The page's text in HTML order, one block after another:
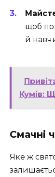
щоб
й
Кумів:
Смачні
Яке ж